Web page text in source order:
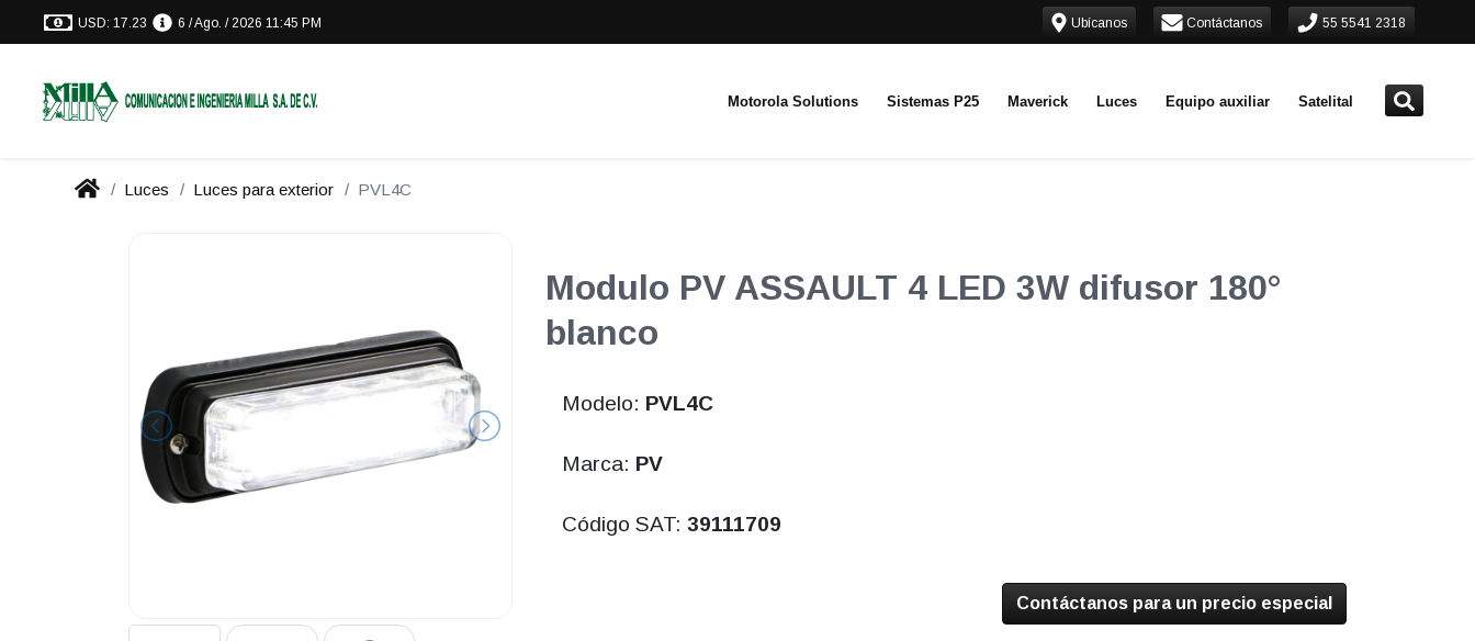
USD: 17.23 6 / Ago. / 2026 11:45 PM Ubícanos Contáctanos 55 5541 2318
Motorola Solutions Sistemas P25 Maverick Luces Equipo auxiliar Satelital
Luces Luces para exterior PVL4C
Modulo PV ASSAULT 4 LED 3W difusor 180°
blanco
Modelo: PVL4C
Marca: PV
Código SAT: 39111709
Contáctanos para un precio especial